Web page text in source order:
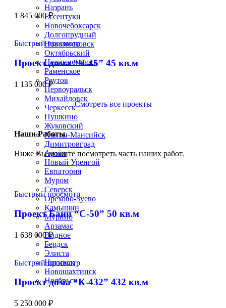
Назрань
Ессентуки
Новочебоксарск
Долгопрудный
Новомосковск
Октябрьский
Невинномысск
Раменское
Реутов
Первоуральск
Михайловск
Черкесск
Пушкино
Жуковский
Ханты-Мансийск
Димитровград
Артём
Новый Уренгой
Евпатория
Муром
Северск
Орехово-Зуево
Камышин
Мурино
Арзамас
Видное
Бердск
Элиста
Ногинск
Новошахтинск
Ноябрьск
1 845 000₽
Быстрый просмотр
Проект дома “Ч-45” 45 кв.м
1 135 000₽
Смотреть все проекты
Наши Работы
Ниже Вы можите посмотреть часть наших работ.
Быстрый просмотр
Проект Бани “С-50” 50 кв.м
1 638 000₽
Быстрый просмотр
Проект дома “К-432” 432 кв.м
5 250 000 ₽